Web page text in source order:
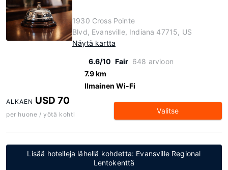
1930 Cross Pointe
Blvd, Evansville, Indiana 47715, US
Näytä kartta
6.6/10 Fair 648 arvioon
7.9 km
Ilmainen Wi-Fi
ALKAEN USD 70
per huone / yötä kohti Valitse
Lisää hotelleja lähellä kohdetta: Evansville Regional
Lentokenttä